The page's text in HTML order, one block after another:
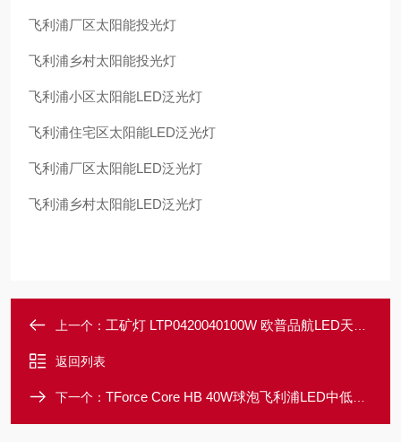
飞利浦厂区太阳能投光灯
飞利浦乡村太阳能投光灯
飞利浦小区太阳能LED泛光灯
飞利浦住宅区太阳能LED泛光灯
飞利浦厂区太阳能LED泛光灯
飞利浦乡村太阳能LED泛光灯
上一个： 工矿灯 LTP0420040100W 欧普品航LED天棚灯 200W 150W仓库吊灯
返回列表
下一个： TForce Core HB 40W球泡飞利浦LED中低天棚灯泡 80W 65W 50W E40